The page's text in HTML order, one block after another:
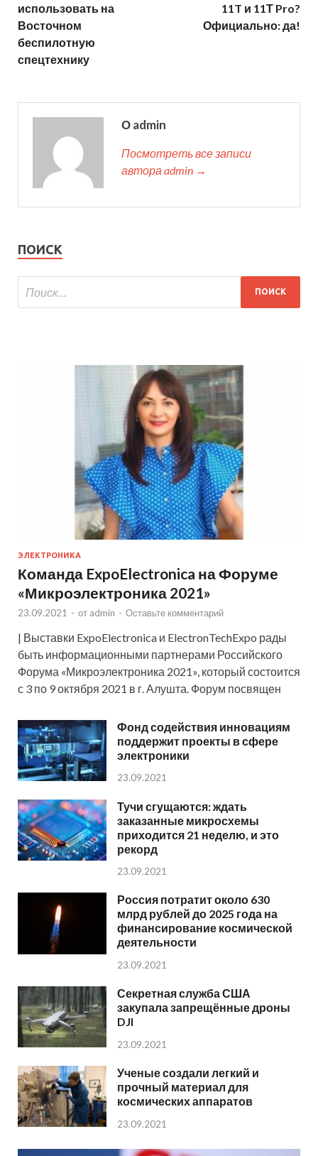
использовать на
Восточном
беспилотную
спецтехнику
11T и 11Т Pro?
Официально: да!
О admin
Посмотреть все записи
автора admin →
ПОИСК
ЭЛЕКТРОНИКА
Команда ExpoElectronica на Форуме
«Микроэлектроника 2021»
23.09.2021 - от admin - Оставьте комментарий
| Выставки ExpoElectronica и ElectronTechExpo рады
быть информационными партнерами Российского
Форума «Микроэлектроника 2021», который состоится
с 3 по 9 октября 2021 в г. Алушта. Форум посвящен
Фонд содействия инновациям
поддержит проекты в сфере
электроники
23.09.2021
Тучи сгущаются: ждать
заказанные микросхемы
приходится 21 неделю, и это
рекорд
23.09.2021
Россия потратит около 630
млрд рублей до 2025 года на
финансирование космической
деятельности
23.09.2021
Секретная служба США
закупала запрещённые дроны
DJI
23.09.2021
Ученые создали легкий и
прочный материал для
космических аппаратов
23.09.2021